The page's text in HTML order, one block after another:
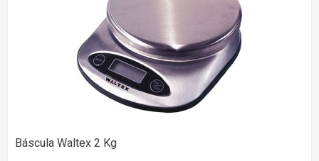
Báscula Waltex 2 Kg